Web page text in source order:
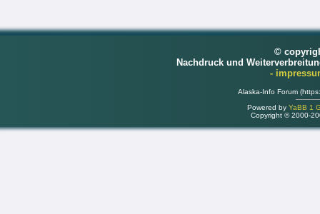
©
Nachdruck und
-
Alaska-Info Forum
Powered by YaBB 1
Copyright © 2000-